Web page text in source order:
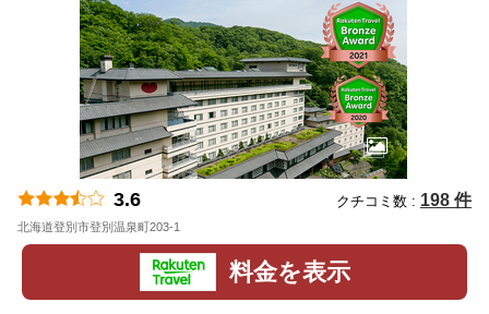
3.6 クチコミ数 : 198 件
北海道登別市登別温泉町203-1
料金を表示